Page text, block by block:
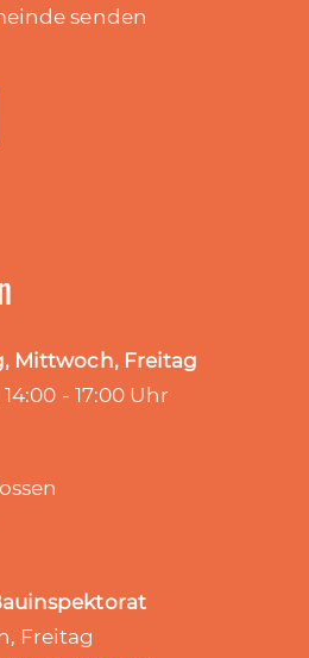
senden
Mittwoch, Freitag
- 17:00 Uhr
Freitag